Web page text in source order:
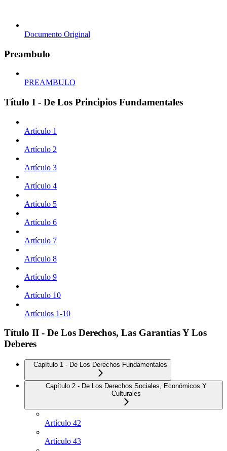
Documento Original
Preambulo
PREAMBULO
Título I - De Los Principios Fundamentales
Artículo 1
Artículo 2
Artículo 3
Artículo 4
Artículo 5
Artículo 6
Artículo 7
Artículo 8
Artículo 9
Artículo 10
Artículos 1-10
Título II - De Los Derechos, Las Garantías Y Los
Deberes
Capítulo 1 - De Los Derechos Fundamentales
Capítulo 2 - De Los Derechos Sociales, Económicos Y
Culturales
Artículo 42
Artículo 43